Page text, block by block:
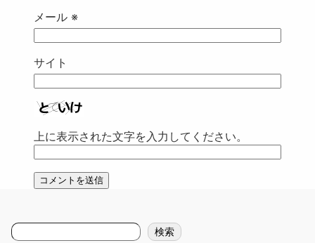
メール ※
サイト
上に表示された文字を入力してください。
検
索
検索